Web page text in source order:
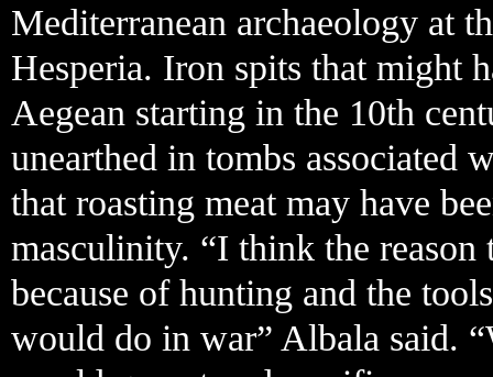
Mediterranean archaeology at
Hesperia. Iron spits that might
Aegean starting in the 10th
unearthed in tombs associated
that roasting meat may have
masculinity. “I think the reason
because of hunting and the
would do in war” Albala said.